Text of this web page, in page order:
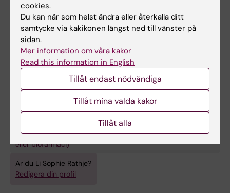
ARTICLE:
BIOLOGY.2006;85(5):399-409
Tropomyosins are present in lamellipodia of
motile cells.
Hillberg L; Zhao Rathje L-S; Nyåkern-Meazza M;
Helfand B; Goldman RD; Schutt CE; Lindberg U
Forskningsområden:
Medicinsk bioteknologi (Inriktn. mot cellbiologi (inkl.
stamcellsbiologi), molekylärbiologi, mikrobiologi, biokemi
eller biofarmaci)
Är du Li Sophie Rathje?
Redigera din profil
cookies.
Du kan när som helst ändra eller återkalla ditt
samtycke via kakikonen längst ned till vänster på
sidan.
Mer information om våra kakor
Read this information in English
Tillåt endast nödvändiga
Tillåt mina valda kakor
Tillåt alla